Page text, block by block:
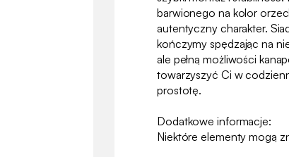
barwionego na kolor
autentyczny charakter.
kończymy spędzając na
ale pełną możliwości
towarzyszyć Ci w
prostotę.
Dodatkowe informacje:
Niektóre elementy mogą